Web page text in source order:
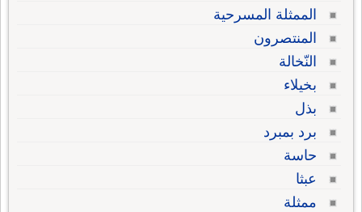
الممثلة المسرحية
المنتصرون
النّخالة
بخيلاء
بذل
برد بمبرد
حاسة
عبثا
ممثلة